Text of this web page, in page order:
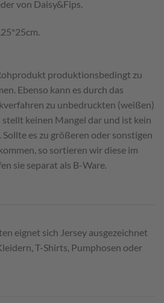
von Daisy&Fips.
produktionsbedingt zu
Ebenso kann es durch das
zu unbedruckten (weißen)
stellt keinen Mangel dar und ist kein
es zu größeren oder sonstigen
so sortieren wir diese im
sie separat als B-Ware.
eignet sich Jersey ausgezeichnet
T-Shirts, Pumphosen oder